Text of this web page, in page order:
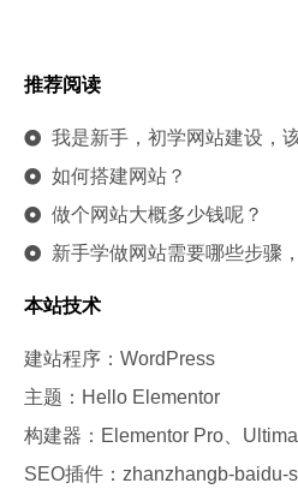
推荐阅读
我是新手，初学网站建设，
如何搭建网站？
做个网站大概多少钱呢？
新手学做网站需要哪些步骤
本站技术
建站程序：WordPress
主题：Hello Elementor
构建器：Elementor Pro、
SEO插件：zhanzhangb-baidu-